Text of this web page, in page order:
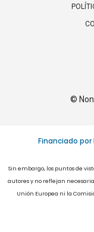
©
Financiado por
Sin embargo, los puntos de
autores y no reflejan
Unión Europea ni la